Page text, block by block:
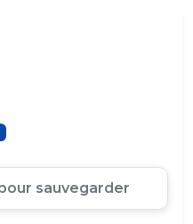
sauvegarder